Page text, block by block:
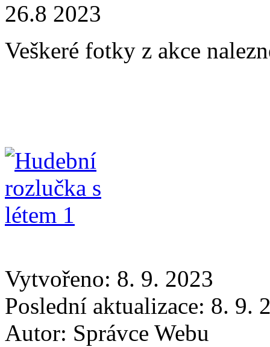
26.8 2023
Veškeré fotky z akce
Vytvořeno: 8. 9. 2023
Poslední aktualizace: 8. 9.
Autor: Správce Webu